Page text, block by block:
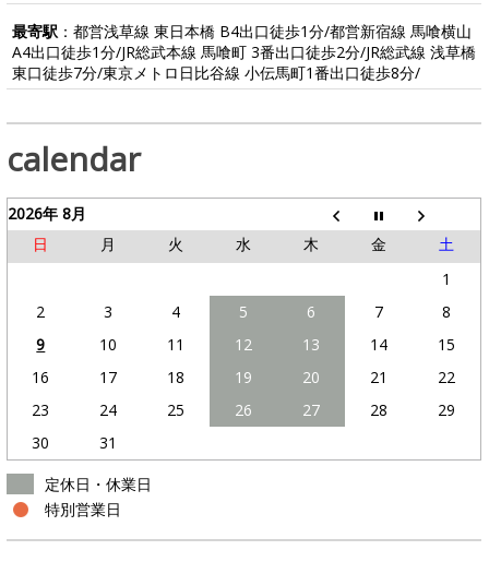
最寄駅：都営浅草線 東日本橋 B4出口徒歩1分/都営新宿線 馬喰横山
A4出口徒歩1分/JR総武本線 馬喰町 3番出口徒歩2分/JR総武線 浅草橋
東口徒歩7分/東京メトロ日比谷線 小伝馬町1番出口徒歩8分/
calendar
2026年 8月
日
月 火 水 木 金
土
1
2
3 4 5 6 7
8
9
10 11 12 13 14
15
16
17 18 19 20 21
22
23
24 25 26 27 28
29
30
31
定休日・休業日
特別営業日